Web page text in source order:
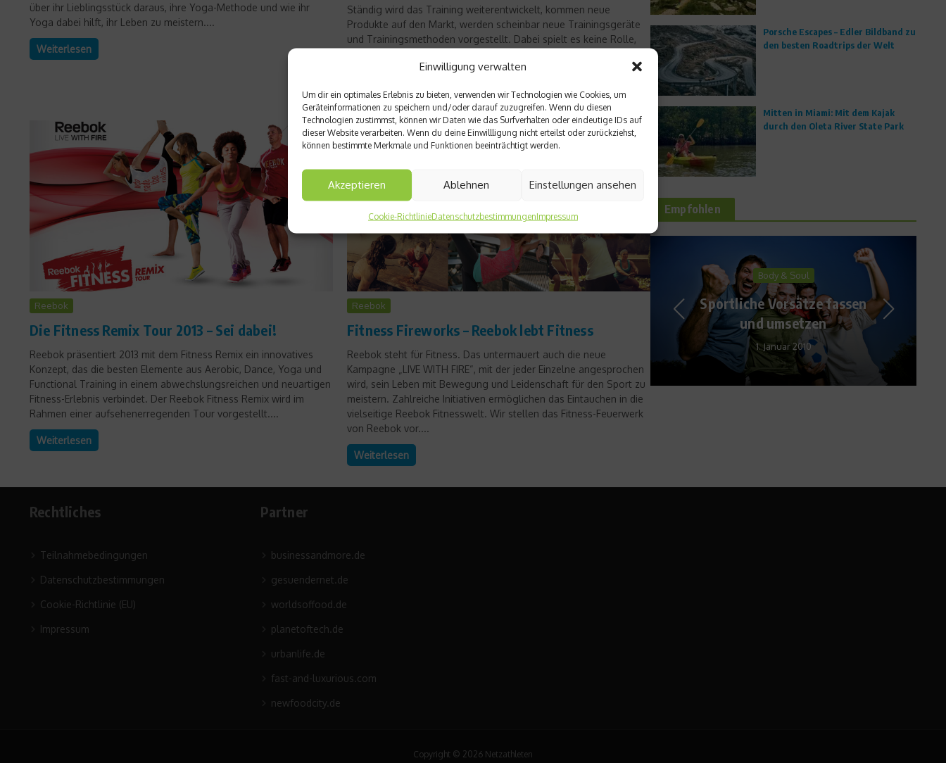
Einwilligung verwalten
Um dir ein optimales Erlebnis zu bieten, verwenden wir Technologien wie Cookies, um
Geräteinformationen zu speichern und/oder darauf zuzugreifen. Wenn du diesen
Technologien zustimmst, können wir Daten wie das Surfverhalten oder eindeutige IDs auf
dieser Website verarbeiten. Wenn du deine Einwillligung nicht erteilst oder zurückziehst,
können bestimmte Merkmale und Funktionen beeinträchtigt werden.
Akzeptieren Ablehnen Einstellungen ansehen
Cookie-RichtlinieDatenschutzbestimmungenImpressum
über ihr Lieblingsstück daraus, ihre Yoga-Methode und wie ihr
Yoga dabei hilft, ihr Leben zu meistern....
Weiterlesen
Ständig wird das Training weiterentwickelt, kommen neue
Produkte auf den Markt, werden scheinbar neue Trainingsgeräte
und Trainingsmethoden vorgestellt. Dabei spielt es keine Rolle,
Egal wo man trainiert, die Ausrüstung muss passen....
Weiterlesen
Reebok
Die Fitness Remix Tour 2013 – Sei dabei!
Reebok präsentiert 2013 mit dem Fitness Remix ein innovatives
Konzept, das die besten Elemente aus Aerobic, Dance, Yoga und
Functional Training in einem abwechslungsreichen und neuartigen
Fitness-Erlebnis verbindet. Der Reebok Fitness Remix wird im
Rahmen einer aufsehenerregenden Tour vorgestellt....
Weiterlesen
Reebok
Fitness Fireworks – Reebok lebt Fitness
Reebok steht für Fitness. Das untermauert auch die neue
Kampagne „LIVE WITH FIRE“, mit der jeder Einzelne angesprochen
wird, sein Leben mit Bewegung und Leidenschaft für den Sport zu
meistern. Zahlreiche Initiativen ermöglichen das Eintauchen in die
vielseitige Reebok Fitnesswelt. Wir stellen das Fitness-Feuerwerk
von Reebok vor....
Weiterlesen
Porsche Escapes – Edler Bildband zu
den besten Roadtrips der Welt
Mitten in Miami: Mit dem Kajak
durch den Oleta River State Park
Empfohlen
Body & Soul
Sportliche Vorsätze fassen
und umsetzen
1. Januar 2010
Rechtliches
Teilnahmebedingungen
Datenschutzbestimmungen
Cookie-Richtlinie (EU)
Impressum
Partner
businessandmore.de
gesuendernet.de
worldsoffood.de
planetoftech.de
urbanlife.de
fast-and-luxurious.com
newfoodcity.de
Copyright © 2026 Netzathleten